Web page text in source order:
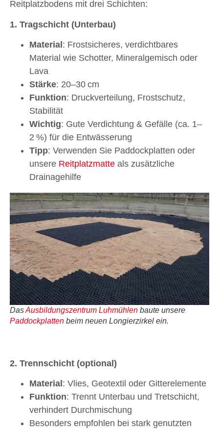
Reitplatzbodens mit drei Schichten:
1. Tragschicht (Unterbau)
Material: Frostsicheres, verdichtbares
Material wie Schotter, Mineralgemisch oder
Lava
Stärke: 20–30 cm
Funktion: Druckverteilung, Frostschutz,
Stabilität
Wichtig: Gute Verdichtung & Gefälle (ca. 1–
2 %) für die Entwässerung
Tipp: Verwenden Sie Paddockplatten oder
unsere Reitplatzmatte als zusätzliche
Drainagehilfe
DasAusbildungszentrum Luhmühlen baute unsere
Paddockplatten beim neuen Longierzirkel ein.
2. Trennschicht (optional)
Material : Vlies, Geotextil oder Gitterelemente
Funktion: Trennt Unterbau und Tretschicht,
verhindert Durchmischung
Besonders empfohlen bei stark genutzten